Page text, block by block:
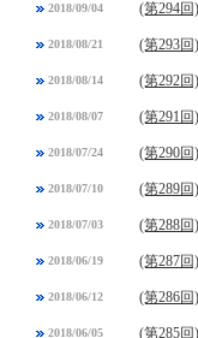
2018/09/04 (第294
2018/08/21 (第293
2018/08/14 (第292
2018/08/07 (第291
2018/07/24 (第290
2018/07/10 (第289
2018/07/03 (第288
2018/06/19 (第287
2018/06/12 (第286
2018/06/05 (第285